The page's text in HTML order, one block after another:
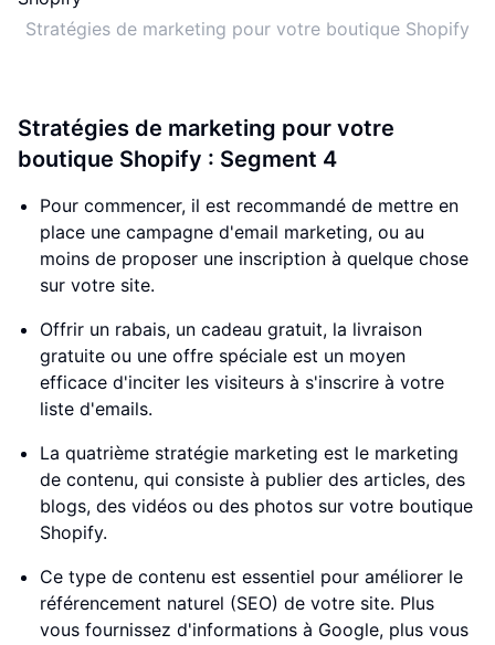
Stratégies de marketing pour votre boutique Shopify
Stratégies de marketing pour votre
boutique Shopify : Segment 4
Pour commencer, il est recommandé de mettre en
place une campagne d'email marketing, ou au
moins de proposer une inscription à quelque chose
sur votre site.
Offrir un rabais, un cadeau gratuit, la livraison
gratuite ou une offre spéciale est un moyen
efficace d'inciter les visiteurs à s'inscrire à votre
liste d'emails.
La quatrième stratégie marketing est le marketing
de contenu, qui consiste à publier des articles, des
blogs, des vidéos ou des photos sur votre boutique
Shopify.
Ce type de contenu est essentiel pour améliorer le
référencement naturel (SEO) de votre site. Plus
vous fournissez d'informations à Google, plus vous